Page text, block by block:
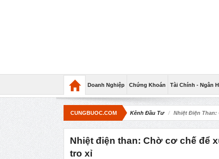
Doanh Nghiệp Chứng Khoán Tài Chính - Ngân
CUNGBUOC.COM Kênh Đầu Tư Nhiệt Điện Than:
Nhiệt điện than: Chờ cơ chế để
tro xỉ